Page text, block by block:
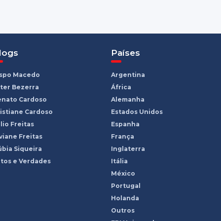
Macedo
Bezerra
Cardoso
Cardoso
Freitas
Freitas
Siqueira
e Verdades
Países
Argentina
África
Alemanha
Estados Unidos
Espanha
França
Inglaterra
Itália
México
Portugal
Holanda
Outros